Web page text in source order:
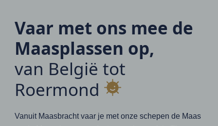
Vaar met ons mee de
Maasplassen op,
van België tot
Roermond
Vanuit Maasbracht vaar je met onze schepen de Maas